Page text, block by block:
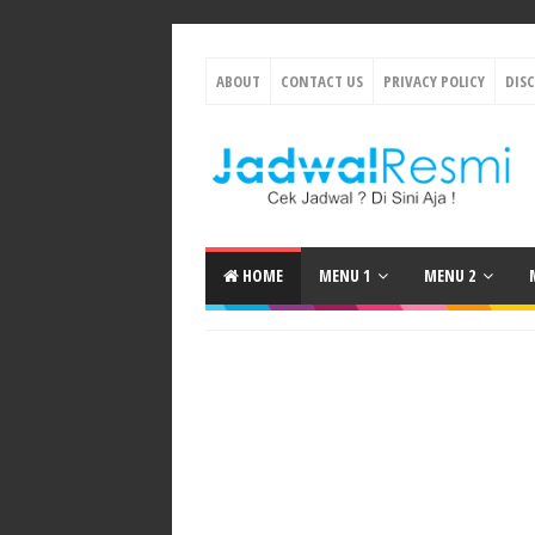
ABOUT CONTACT US PRIVACY POLICY
HOME MENU 1 MENU 2